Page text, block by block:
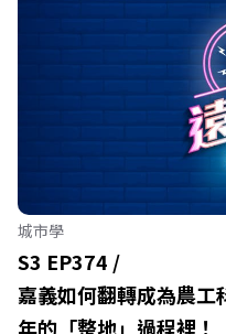
城市學
S3 EP374 /
嘉義如何翻轉成為農工
年的「整地」過程裡！